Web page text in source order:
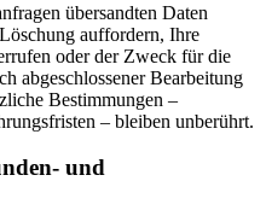
übersandten Daten
auffordern, Ihre
oder der Zweck für die
abgeschlossener Bearbeitung
Bestimmungen –
– bleiben unberührt.
und